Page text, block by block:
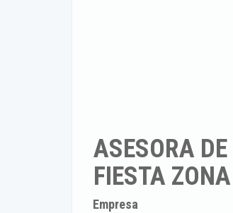
ASESORA
FIESTA
Empresa